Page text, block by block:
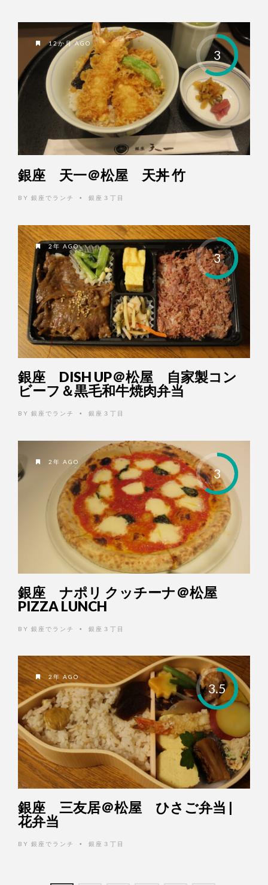
3
12か月 AGO
銀座 天一＠松屋 天丼 竹
BY 銀座でランチ • 銀座３丁目
3
2年 AGO
銀座 DISH UP＠松屋 自家製コン
ビーフ＆黒毛和牛焼肉弁当
BY 銀座でランチ • 銀座３丁目
3
2年 AGO
銀座 ナポリ クッチーナ＠松屋
PIZZA LUNCH
BY 銀座でランチ • 銀座３丁目
3.5
2年 AGO
銀座 三友居＠松屋 ひさご弁当 |
花弁当
BY 銀座でランチ • 銀座３丁目